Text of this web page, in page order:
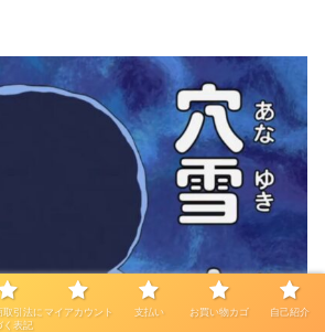
取引法に
く表記
マイアカウント 支払い お買い物カゴ 自己紹介